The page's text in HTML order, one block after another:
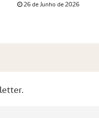
26 de Junho de 2026